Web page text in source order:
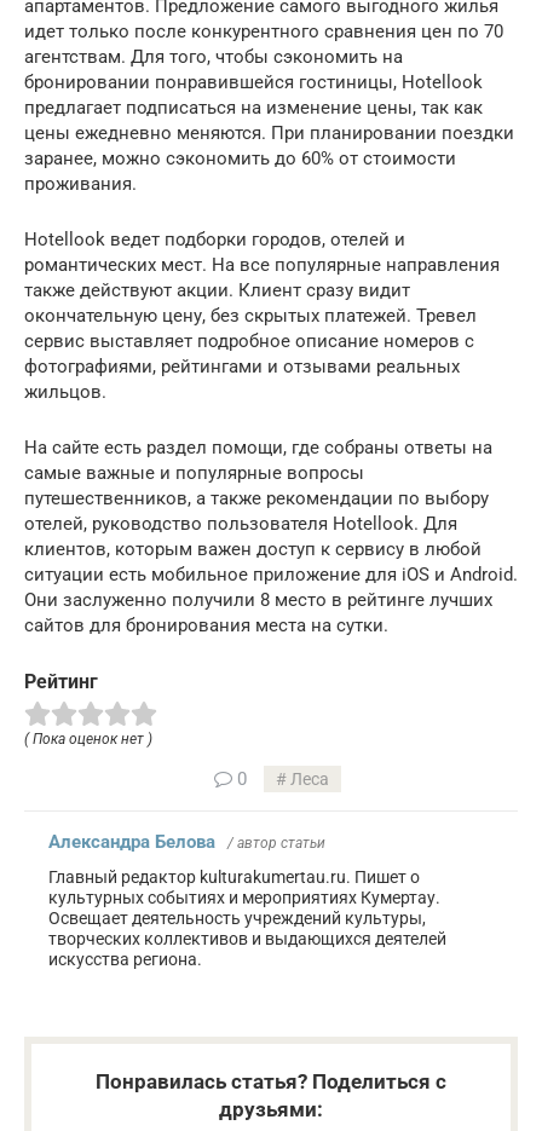
апартаментов. Предложение самого выгодного жилья
идет только после конкурентного сравнения цен по 70
агентствам. Для того, чтобы сэкономить на
бронировании понравившейся гостиницы, Hotellook
предлагает подписаться на изменение цены, так как
цены ежедневно меняются. При планировании поездки
заранее, можно сэкономить до 60% от стоимости
проживания.
Hotellook ведет подборки городов, отелей и
романтических мест. На все популярные направления
также действуют акции. Клиент сразу видит
окончательную цену, без скрытых платежей. Тревел
сервис выставляет подробное описание номеров с
фотографиями, рейтингами и отзывами реальных
жильцов.
На сайте есть раздел помощи, где собраны ответы на
самые важные и популярные вопросы
путешественников, а также рекомендации по выбору
отелей, руководство пользователя Hotellook. Для
клиентов, которым важен доступ к сервису в любой
ситуации есть мобильное приложение для iOS и Android.
Они заслуженно получили 8 место в рейтинге лучших
сайтов для бронирования места на сутки.
Рейтинг
( Пока оценок нет )
0 Леса
Александра Белова / автор статьи
Главный редактор kulturakumertau.ru. Пишет о
культурных событиях и мероприятиях Кумертау.
Освещает деятельность учреждений культуры,
творческих коллективов и выдающихся деятелей
искусства региона.
Понравилась статья? Поделиться с
друзьями: